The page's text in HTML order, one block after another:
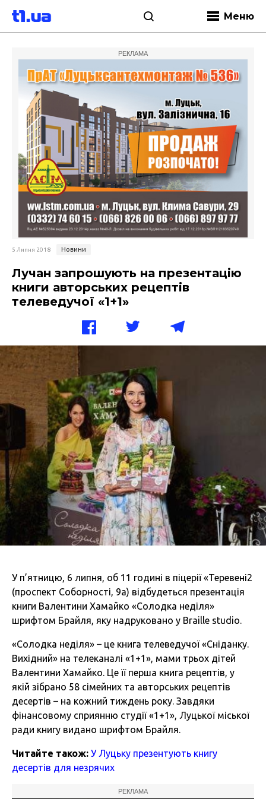
Меню
РЕКЛАМА
5 Липня 2018 Новини
Лучан запрошують на презентацію
книги авторських рецептів
телеведучої «1+1»
У п’ятницю, 6 липня, об 11 годині в піцерії «Теревені2
(проспект Соборності, 9а) відбудеться презентація
книги Валентини Хамайко «Солодка неділя»
шрифтом Брайля, яку надруковано у Braille studio.
«Солодка неділя» – це книга телеведучої «Сніданку.
Вихідний» на телеканалі «1+1», мами трьох дітей
Валентини Хамайко. Це її перша книга рецептів, у
якій зібрано 58 сімейних та авторських рецептів
десертів – на кожний тиждень року. Завдяки
фінансовому сприянню студії «1+1», Луцької міської
ради книгу видано шрифтом Брайля.
Читайте також: У Луцьку презентують книгу
десертів для незрячих
РЕКЛАМА